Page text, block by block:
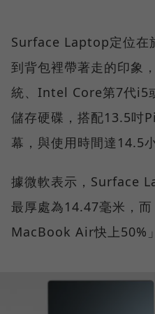
Surface Laptop定位在
到背包裡帶著走的印象
統、Intel Core第7代i5
儲存硬碟，搭配13.5吋
幕，與使用時間達14.5
據微軟表示，Surface
最厚處為14.47毫米，
MacBook Air快上50%